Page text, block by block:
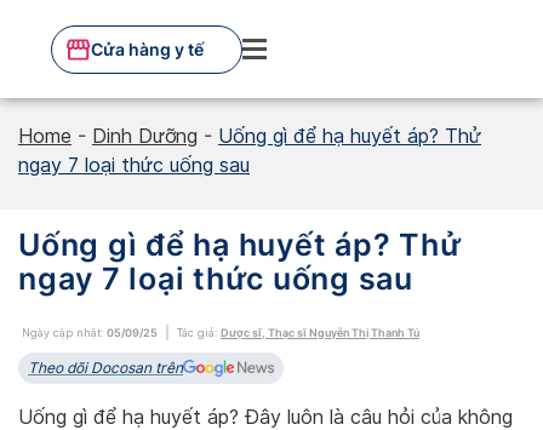
content
Cửa hàng y tế
Home - Dinh Dưỡng - Uống gì để hạ huyết áp? Thử
ngay 7 loại thức uống sau
Uống gì để hạ huyết áp? Thử
ngay 7 loại thức uống sau
Ngày cập nhật: 05/09/25 Tác giả: Dược sĩ, Thạc sĩ Nguyễn Thị Thanh Tú
Theo dõi Docosan trên
Uống gì để hạ huyết áp? Đây luôn là câu hỏi của không